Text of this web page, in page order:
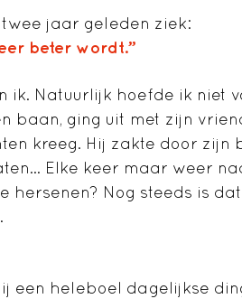
twee jaar geleden ziek:
beter wordt.”
ik. Natuurlijk hoefde ik niet
baan, ging uit met zijn
kreeg. Hij zakte door zijn
Elke keer maar weer
hersenen? Nog steeds is
een heleboel dagelijkse